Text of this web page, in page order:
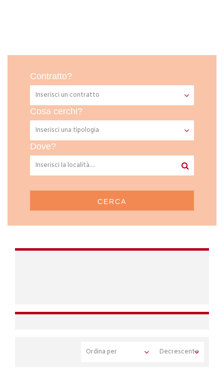
Contratto?
Cosa cerchi?
Dove?
CERCA